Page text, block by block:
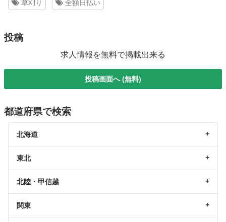
草刈り 全額日払い
投稿
求人情報を無料で掲載出来る
投稿画面へ (無料)
都道府県で検索
北海道
東北
北陸・甲信越
関東